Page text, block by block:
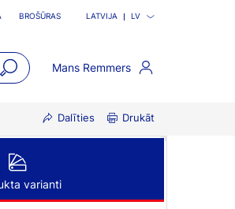
BROŠŪRAS LATVIJA LV
Mans Remmers
Dalīties Drukāt
varianti